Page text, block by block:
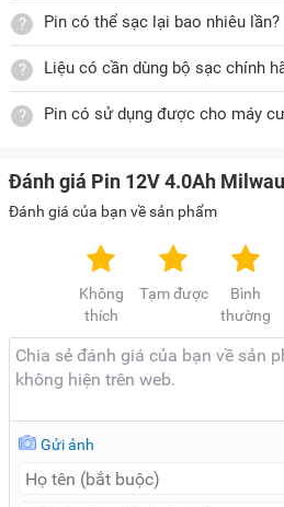
Pin có thể sạc lại bao nhiêu lần?
Liệu có cần dùng bộ sạc chính
Pin có sử dụng được cho máy
Đánh giá Pin 12V 4.0Ah
Đánh giá của bạn về sản phẩm
Bình
thường
Tạm được
Không
thích
Gửi ảnh